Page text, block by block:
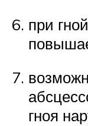
при
гноя